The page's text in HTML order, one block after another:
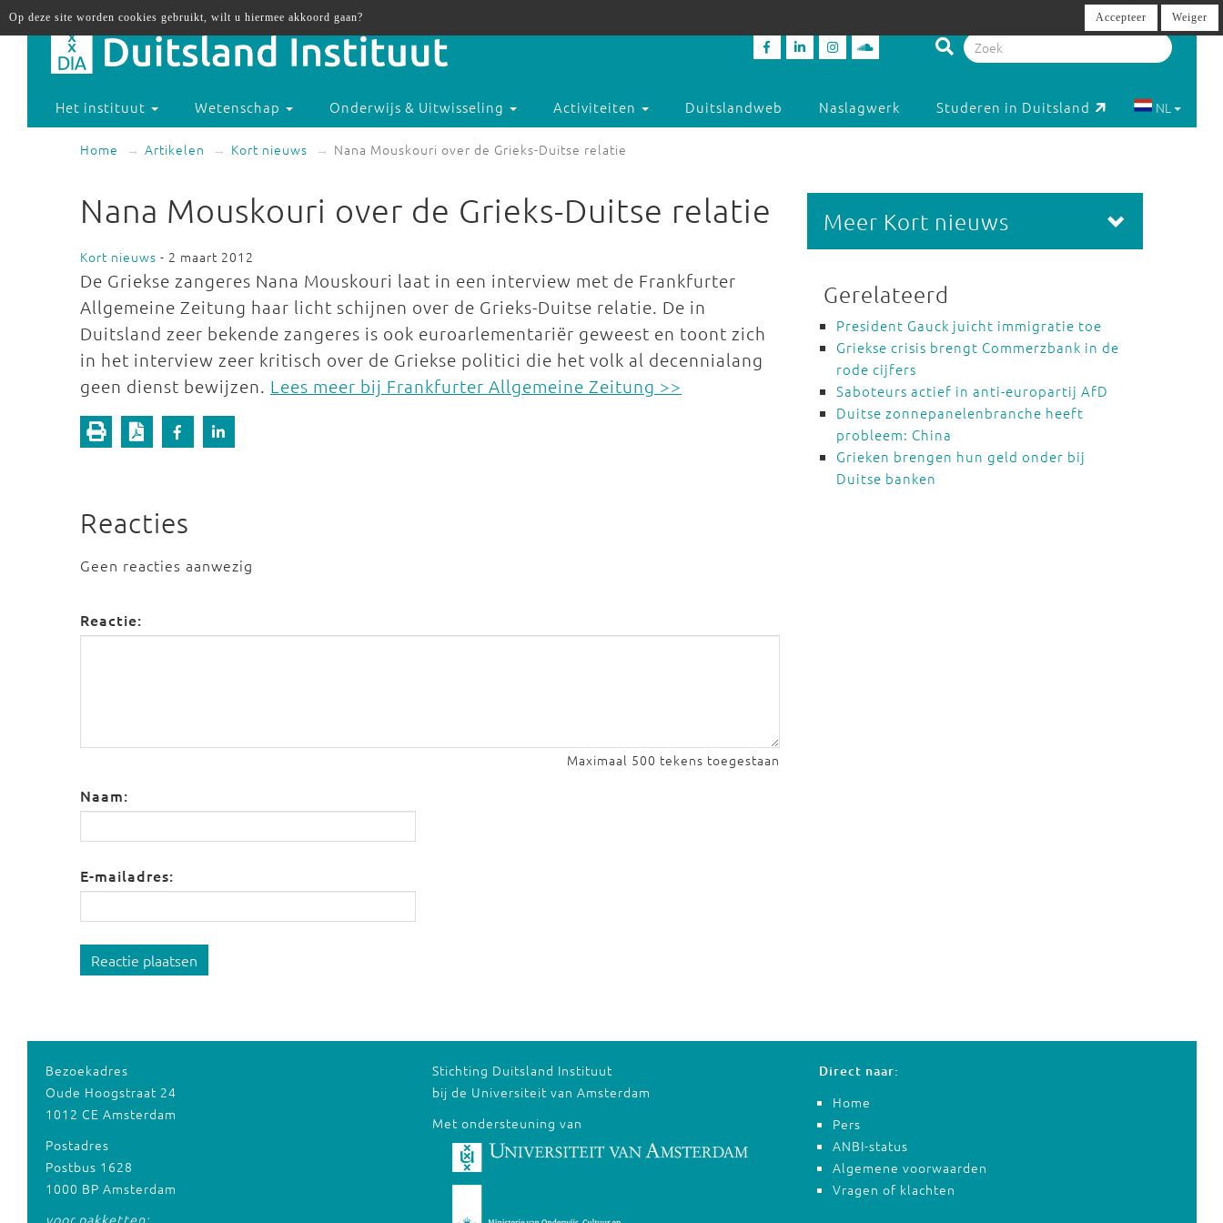
Het instituut Wetenschap Onderwijs & Uitwisseling Activiteiten Duitslandweb Naslagwerk Studeren in Duitsland NL
Home Artikelen Kort nieuws Nana Mouskouri over de Grieks-Duitse relatie
Nana Mouskouri over de Grieks-Duitse relatie
Kort nieuws - 2 maart 2012
De Griekse zangeres Nana Mouskouri laat in een interview met de Frankfurter
Allgemeine Zeitung haar licht schijnen over de Grieks-Duitse relatie. De in
Duitsland zeer bekende zangeres is ook euroarlementariër geweest en toont zich
in het interview zeer kritisch over de Griekse politici die het volk al decennialang
geen dienst bewijzen. Lees meer bij Frankfurter Allgemeine Zeitung >>
Reacties
Geen reacties aanwezig
Reactie:
Maximaal 500 tekens toegestaan
Naam:
E-mailadres:
Reactie plaatsen
Meer Kort nieuws
Gerelateerd
President Gauck juicht immigratie toe
Griekse crisis brengt Commerzbank in de
rode cijfers
Saboteurs actief in anti-europartij AfD
Duitse zonnepanelenbranche heeft
probleem: China
Grieken brengen hun geld onder bij
Duitse banken
Bezoekadres
Oude Hoogstraat 24
1012 CE Amsterdam
Postadres
Postbus 1628
1000 BP Amsterdam
voor pakketten:
Stichting Duitsland Instituut
bij de Universiteit van Amsterdam
Met ondersteuning van
Direct naar:
Home
Pers
ANBI-status
Algemene voorwaarden
Vragen of klachten
Op deze site worden cookies gebruikt, wilt u hiermee akkoord gaan? Accepteer Weiger